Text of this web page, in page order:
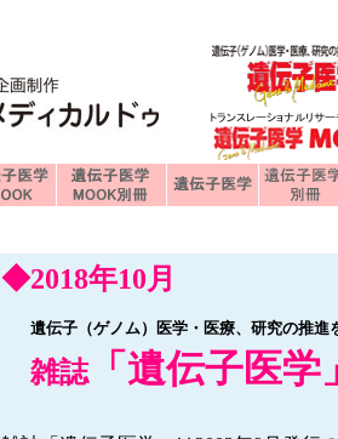
◆2018年10月
遺伝子（ゲノム）医学・医療、研究の推進
雑誌「遺伝子医学